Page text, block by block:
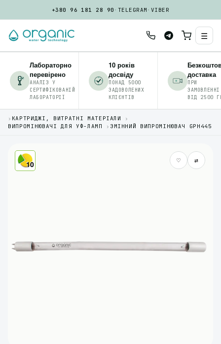
+380 96 181 28 90 · TELEGRAM · VIBER
☰
Лабораторно
перевірено
АНАЛІЗ У
СЕРТИФІКОВАНІЙ
ЛАБОРАТОРІЇ
10 років
досвіду
ПОНАД 5000
ЗАДОВОЛЕНИХ
КЛІЄНТІВ
доставка
ПРИ
ЗАМОВЛЕННІ
ВІД 2500
› КАРТРИДЖІ, ВИТРАТНІ МАТЕРІАЛИ
›
ВИПРОМІНЮВАЧІ ДЛЯ УФ-ЛАМП
› ЗМІННИЙ ВИПРОМІНЮВАЧ GPH445
♡ ⇄
10